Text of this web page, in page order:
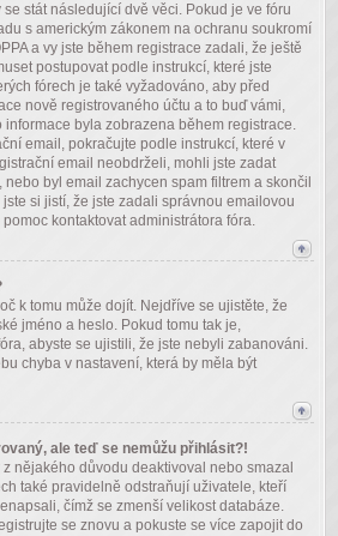
stát následující dvě věci. Pokud je ve fóru
s americkým zákonem na ochranu soukromí
a vy jste během registrace zadali, že ještě
postupovat podle instrukcí, které jste
fórech je také vyžadováno, aby před
nově registrovaného účtu a to buď vámi,
informace byla zobrazena během registrace.
email, pokračujte podle instrukcí, které v
email neobdrželi, mohli jste zadat
byl email zachycen spam filtrem a skončil
si jistí, že jste zadali správnou emailovou
kontaktovat administrátora fóra.
k tomu může dojít. Nejdříve se ujistěte, že
jméno a heslo. Pokud tomu tak je,
abyste se ujistili, že jste nebyli zabanováni.
chyba v nastavení, která by měla být
ale teď se nemůžu přihlásit?!
nějakého důvodu deaktivoval nebo smazal
také pravidelně odstraňují uživatele, kteří
čímž se zmenší velikost databáze.
se znovu a pokuste se více zapojit do